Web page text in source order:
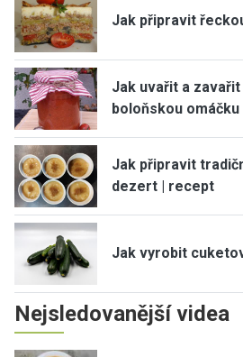
Jak připravit
Jak uvařit a
boloňskou
Jak připravit
dezert | recept
Jak vyrobit
Nejsledovanější videa